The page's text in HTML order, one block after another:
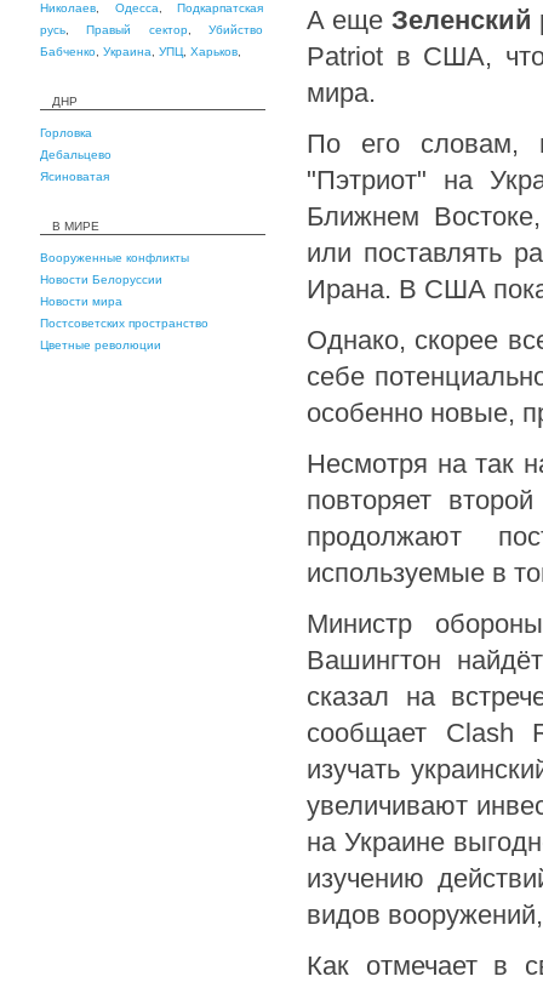
Николаев
Одесса
Подкарпатская
русь ,Правый сектор,Убийство
Бабченко Украина УПЦ Харьков
ДНР
Горловка
Дебальцево
Ясиноватая
В МИРЕ
Вооруженные конфликты
Новости Белоруссии
Новости мира
Постсоветских пространство
Цветные революции
А еще Зеленский
Patriot в США, что
мира.
По его словам,
"Пэтриот" на
Ближнем
или поставлять
Ирана. В США пока
Однако, скорее
себе
особенно новые,
Несмотря на так
повторяет
продолжают
используемые в
Министр
Вашингтон
сказал на
сообщает Clash
изучать
увеличивают
на Украине
изучению
видов
Как отмечает в